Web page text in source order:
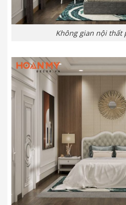
Không gian nội thất